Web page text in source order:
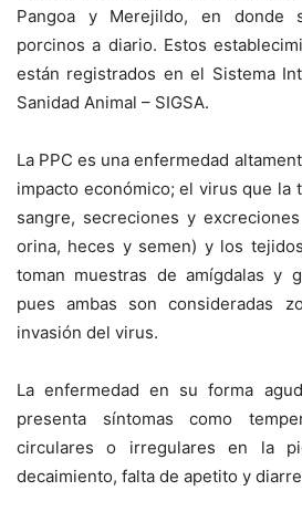
Pangoa y Merejildo, en donde
porcinos a diario. Estos
están registrados en el Sistema
Sanidad Animal – SIGSA.
La PPC es una enfermedad
impacto económico; el virus que la
sangre, secreciones y
orina, heces y semen) y los
toman muestras de amígdalas y
pues ambas son consideradas
invasión del virus.
La enfermedad en su forma
presenta síntomas como
circulares o irregulares en la
decaimiento, falta de apetito y